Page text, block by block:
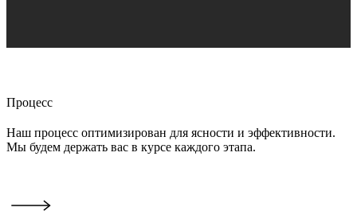
Процесс
Наш процесс оптимизирован для ясности и эффективности.
Мы будем держать вас в курсе каждого этапа.